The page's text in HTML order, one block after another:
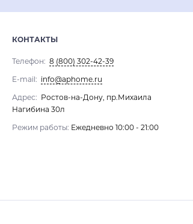
КОНТАКТЫ
Телефон: 8 (800) 302-42-39
E-mail: info@aphome.ru
Адрес: Ростов-на-Дону, пр.Михаила
Нагибина 30л
Режим работы: Ежедневно 10:00 - 21:00